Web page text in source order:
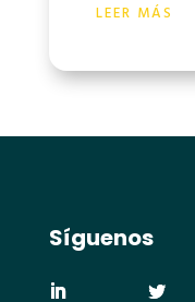
LEER MÁS
Síguenos